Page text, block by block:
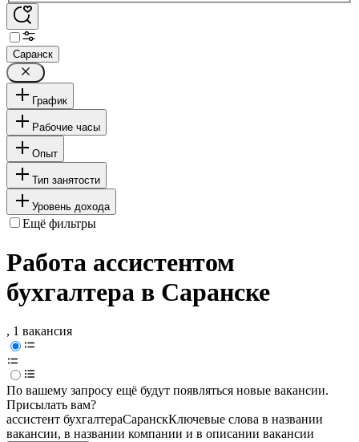
Саранск
График
Рабочие часы
Опыт
Тип занятости
Уровень дохода
Ещё фильтры
Работа ассистентом
бухгалтера в Саранске
, 1 вакансия
По вашему запросу ещё будут появляться новые вакансии.
Присылать вам?
ассистент бухгалтераСаранскКлючевые слова в названии
вакансии, в названии компании и в описании вакансии